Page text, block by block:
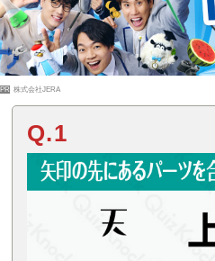
PR 株式会社JERA
Q.1